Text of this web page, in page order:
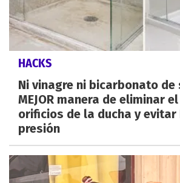
HACKS
Ni vinagre ni bicarbonato de
MEJOR manera de eliminar
orificios de la ducha y evitar
presión